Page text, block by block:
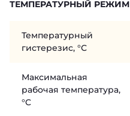
ТЕМПЕРАТУРНЫЙ РЕЖИМ
Температурный
гистерезис, °С
Максимальная
рабочая температура,
°C